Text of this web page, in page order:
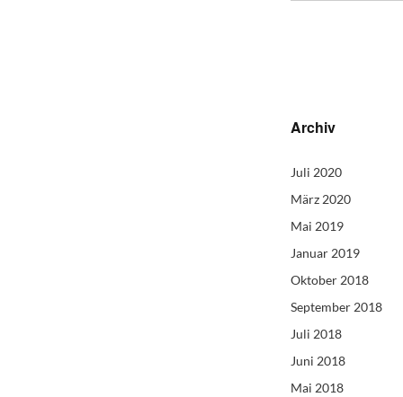
Archiv
Juli 2020
März 2020
Mai 2019
Januar 2019
Oktober 2018
September 2018
Juli 2018
Juni 2018
Mai 2018